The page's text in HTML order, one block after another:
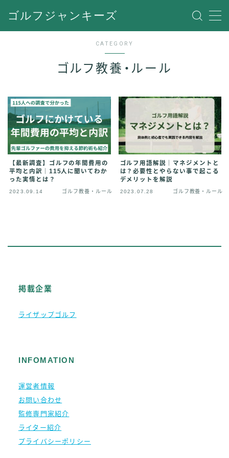
ゴルフジャンキーズ
スキルアップ・練習
ゴルフ教養・ルール
スクール
雑貨アイテム
CATEGORY
ゴルフ教養・ルール
【最新調査】ゴルフの年間費用の
平均と内訳｜115人に聞いてわか
った実情とは？
2023.09.14 ゴルフ教養・ルール
ゴルフ用語解説｜マネジメントと
は？必要性とやらない事で起こる
デメリットを解説
2023.07.28 ゴルフ教養・ルール
掲載企業
ライザップゴルフ
INFOMATION
運営者情報
お問い合わせ
監修専門家紹介
ライター紹介
プライバシーポリシー